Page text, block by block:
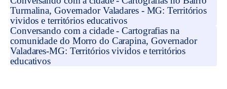
Turmalina, Governador Valadares - MG: Territórios
vividos e territórios educativos
Conversando com a cidade - Cartografias na
comunidade do Morro do Carapina, Governador
Valadares-MG: Territórios vividos e territórios
educativos